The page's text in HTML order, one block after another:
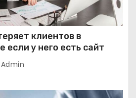
клиентов в
если у него есть сайт
Admin